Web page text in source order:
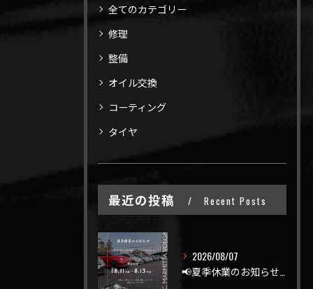
全てのカテゴリー
修理
整備
オイル交換
コーティング
タイヤ
最近の投稿 Recent Posts
2026/08/07